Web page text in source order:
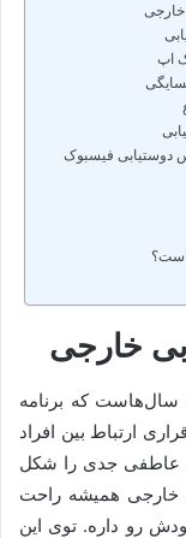
است؟
خارجی
سال‌هاست که برنامه
ارتباط بین افراد
عاطفی جدی را شکل
خارجی همیشه راحت
رو داره. توی این